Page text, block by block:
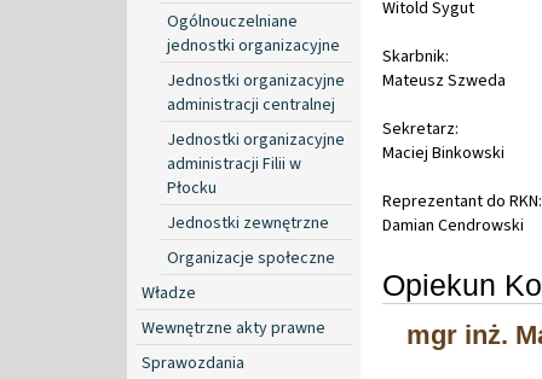
Ogólnouczelniane
jednostki organizacyjne
Jednostki organizacyjne
administracji centralnej
Jednostki organizacyjne
administracji Filii w
Płocku
Jednostki zewnętrzne
Organizacje społeczne
Władze
Wewnętrzne akty prawne
Sprawozdania
Witold Sygut
Skarbnik:
Mateusz Szweda
Sekretarz:
Maciej Binkowski
Reprezentant do RKN:
Damian Cendrowski
Opiekun
mgr inż.